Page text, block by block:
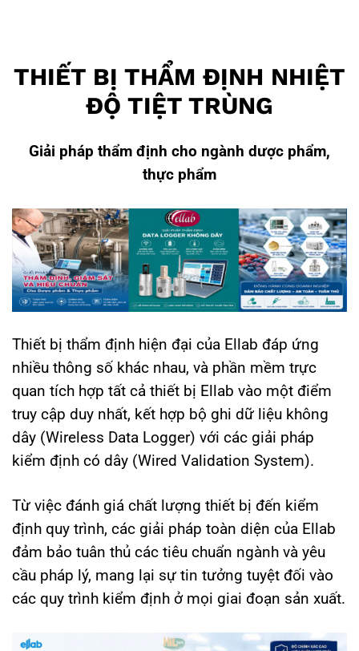
THIẾT BỊ THẨM ĐỊNH NHIỆT
ĐỘ TIỆT TRÙNG
Giải pháp thẩm định cho ngành dược phẩm,
thực phẩm
Thiết bị thẩm định hiện đại của Ellab đáp ứng
nhiều thông số khác nhau, và phần mềm trực
quan tích hợp tất cả thiết bị Ellab vào một điểm
truy cập duy nhất, kết hợp bộ ghi dữ liệu không
dây (Wireless Data Logger) với các giải pháp
kiểm định có dây (Wired Validation System).
Từ việc đánh giá chất lượng thiết bị đến kiểm
định quy trình, các giải pháp toàn diện của Ellab
đảm bảo tuân thủ các tiêu chuẩn ngành và yêu
cầu pháp lý, mang lại sự tin tưởng tuyệt đối vào
các quy trình kiểm định ở mọi giai đoạn sản xuất.